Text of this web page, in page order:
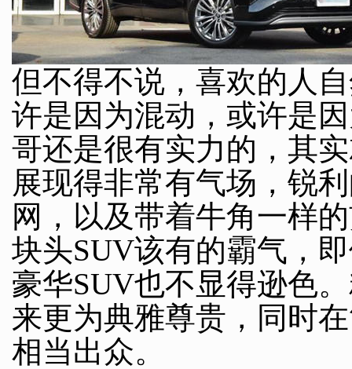
但不得不说，喜欢的人
许是因为混动，或许是
哥还是很有实力的，其
展现得非常有气场，锐
网，以及带着牛角一样
块头SUV该有的霸气，
豪华SUV也不显得逊色
来更为典雅尊贵，同时
相当出众。